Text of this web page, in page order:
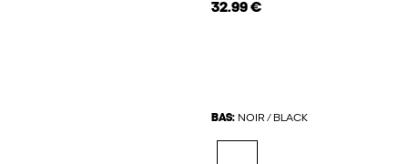
32.99 €
BAS: NOIR / BLACK